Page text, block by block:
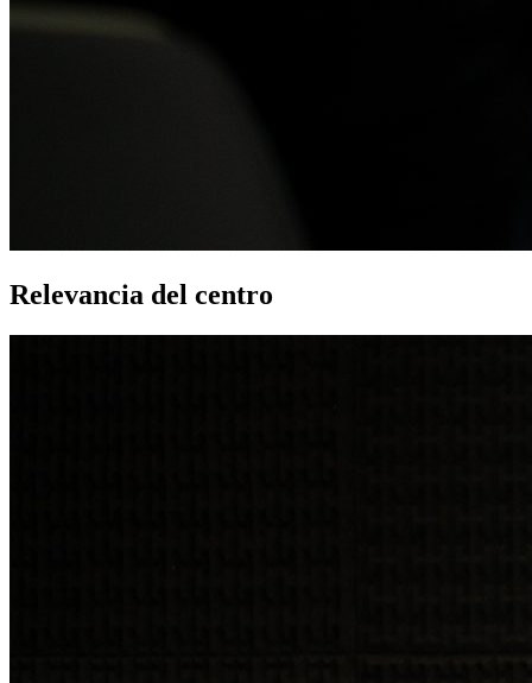
Relevancia del centro